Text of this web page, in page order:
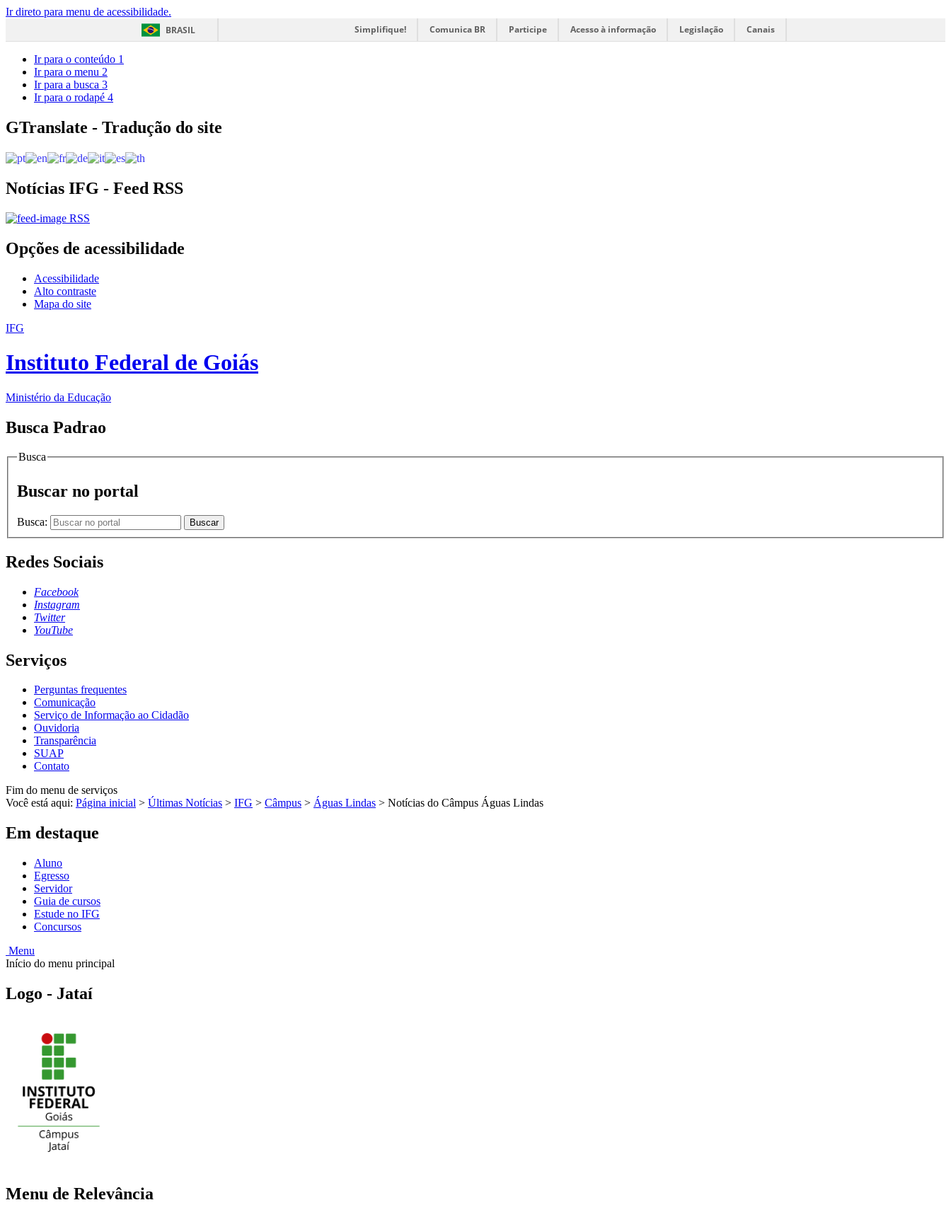
Ir direto para menu de acessibilidade.
BRASIL
Simplifique! Comunica BR Participe Acesso à informação Legislação Canais
Ir para o conteúdo 1
Ir para o menu 2
Ir para a busca 3
Ir para o rodapé 4
GTranslate - Tradução do site
Notícias IFG - Feed RSS
RSS
Opções de acessibilidade
Acessibilidade
Alto contraste
Mapa do site
IFG
Instituto Federal de Goiás
Ministério da Educação
Busca Padrao
Busca
Buscar no portal
Busca: Buscar
Redes Sociais
Facebook
Instagram
Twitter
YouTube
Serviços
Perguntas frequentes
Comunicação
Serviço de Informação ao Cidadão
Ouvidoria
Transparência
SUAP
Contato
Fim do menu de serviços
Você está aqui: Página inicial > Últimas Notícias > IFG > Câmpus > Águas Lindas > Notícias do Câmpus Águas Lindas
Em destaque
Aluno
Egresso
Servidor
Guia de cursos
Estude no IFG
Concursos
Menu
Início do menu principal
Logo - Jataí
Menu de Relevância